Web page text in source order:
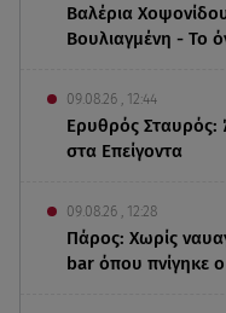
Βαλέρια
Βουλιαγμένη - Το
09.08.26 , 12:44
Ερυθρός Σταυρός:
στα Επείγοντα
09.08.26 , 12:28
Πάρος: Χωρίς
bar όπου πνίγηκε